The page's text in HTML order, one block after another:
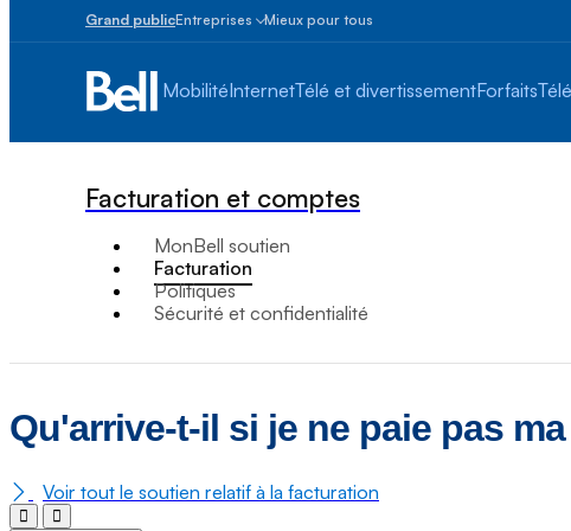
Grand publicEntreprises
entreprises
100
Moyennes
et
grandes
Plus
de
100
Mieux pour tous
MobilitéInternetTélé et divertissementForfaits
Facturation et comptes
MonBell soutien
Facturation
Politiques
Sécurité et confidentialité
Qu'arrive-t-il si je ne paie pas
Voir tout le soutien relatif à la facturation